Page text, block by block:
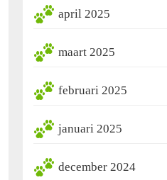
april 2025
maart 2025
februari 2025
januari 2025
december 2024